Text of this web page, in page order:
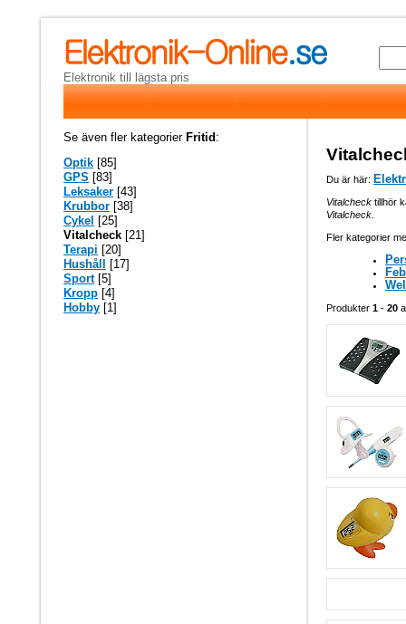
Elektronik till lägsta pris
Du är här:
Vitalcheck tillhör
Vitalcheck
Fler kategorier
Produkter 1 - 20
Se även fler kategorier Fritid :
Optik [85]
GPS [83]
Leksaker [43]
Krubbor [38]
Cykel
[25]
Vitalcheck [21]
Terapi [20]
Hushåll
[17]
Sport[5]
Kropp [4]
Hobby [1]